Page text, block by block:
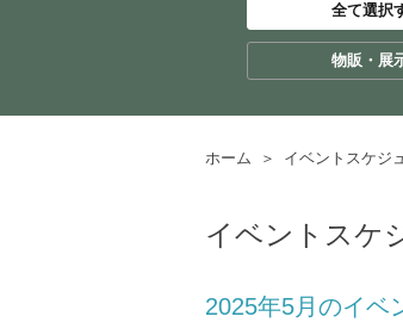
全て選択
物販・展
ホーム ＞ イベントスケジ
イベントスケ
2025年5月のイベ